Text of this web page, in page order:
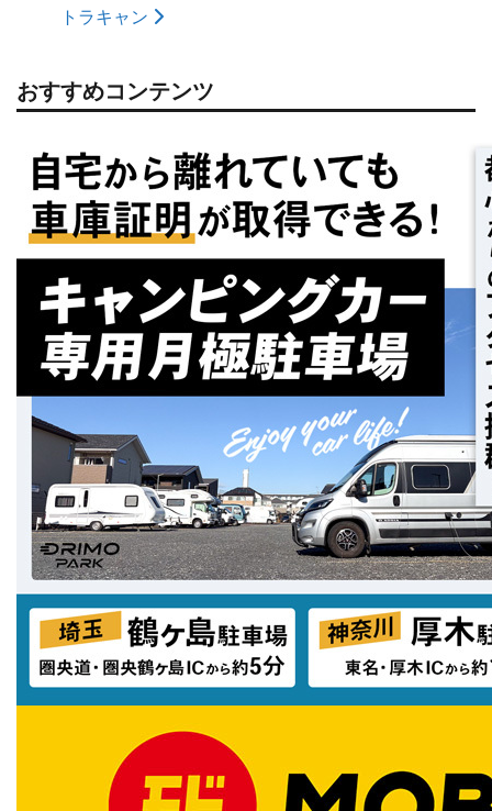
トラキャン
おすすめコンテンツ